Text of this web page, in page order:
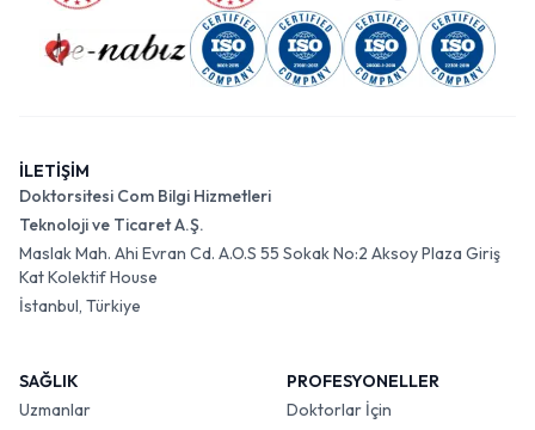
İLETİŞİM
Doktorsitesi Com Bilgi Hizmetleri
Teknoloji ve Ticaret A.Ş.
Maslak Mah. Ahi Evran Cd. A.O.S 55 Sokak No:2 Aksoy Plaza Giriş
Kat Kolektif House
İstanbul, Türkiye
SAĞLIK
Uzmanlar
PROFESYONELLER
Doktorlar İçin